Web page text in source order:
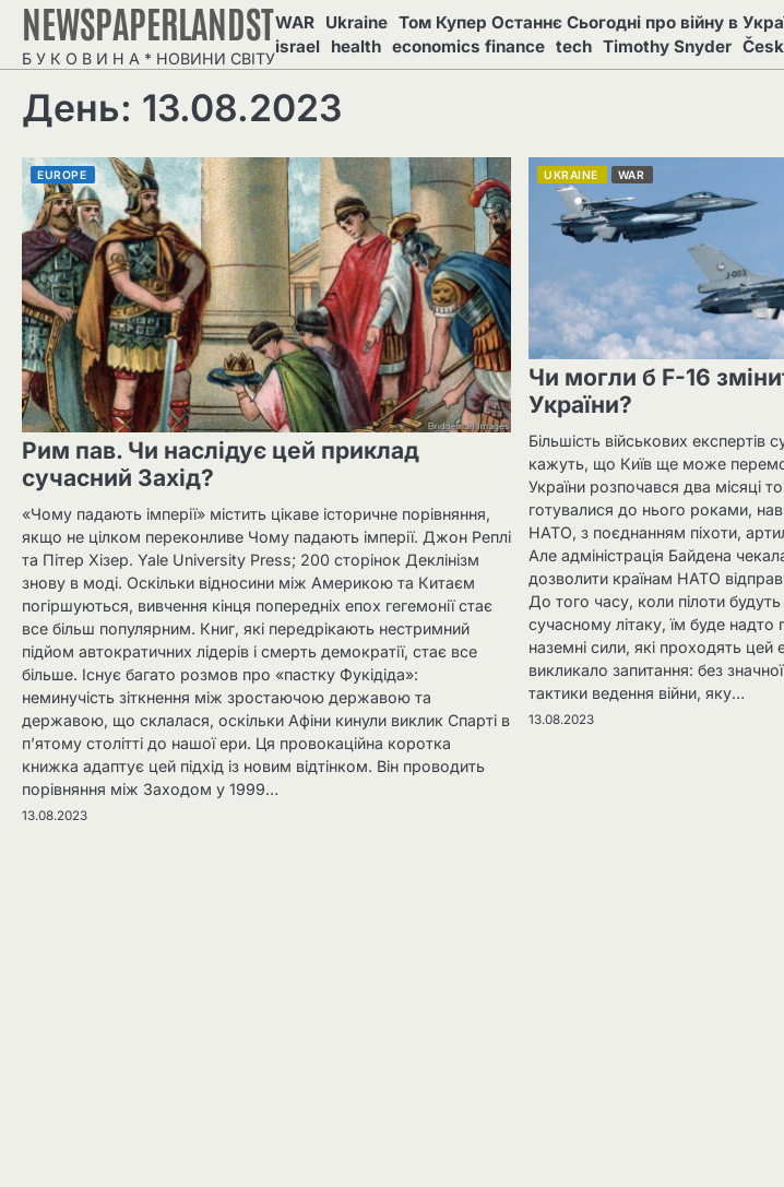
Перейти
вмісту
NEWSPAPERLANDST
Б У К О В И Н А * НОВИНИ СВІТУ
WAR Ukraine Том Купер Останнє Сьогодні про війну в
israel health economics finance tech Timothy Snyder
День: 13.08.2023
EUROPE
Рим пав. Чи наслідує цей приклад
сучасний Захід?
«Чому падають імперії» містить цікаве історичне порівняння,
якщо не цілком переконливе Чому падають імперії. Джон Реплі
та Пітер Хізер. Yale University Press; 200 сторінок Деклінізм
знову в моді. Оскільки відносини між Америкою та Китаєм
погіршуються, вивчення кінця попередніх епох гегемонії стає
все більш популярним. Книг, які передрікають нестримний
підйом автократичних лідерів і смерть демократії, стає все
більше. Існує багато розмов про «пастку Фукідіда»:
неминучість зіткнення між зростаючою державою та
державою, що склалася, оскільки Афіни кинули виклик Спарті в
п’ятому столітті до нашої ери. Ця провокаційна коротка
книжка адаптує цей підхід із новим відтінком. Він проводить
порівняння між Заходом у 1999…
13.08.2023
UKRAINE WAR
Чи могли б F-16
України?
Більшість військових експертів
кажуть, що Київ ще може
України розпочався два місяці
готувалися до нього роками,
НАТО, з поєднанням піхоти,
Але адміністрація Байдена
дозволити країнам НАТО
До того часу, коли пілоти
сучасному літаку, їм буде надто
наземні сили, які проходять цей
викликало запитання: без
тактики ведення війни, яку…
13.08.2023